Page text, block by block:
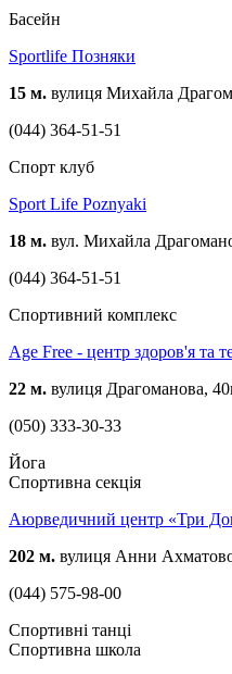
Басейн
Sportlife Позняки
15 м. вулиця Михайла
(044) 364-51-51
Спорт клуб
Sport Life Poznyaki
18 м. вул. Михайла
(044) 364-51-51
Спортивний комплекс
Age Free - центр здоров'я та
22 м. вулиця Драгоманова,
(050) 333-30-33
Йога
Спортивна секція
Аюрведичний центр «Три
202 м. вулиця Анни
(044) 575-98-00
Спортивні танці
Спортивна школа